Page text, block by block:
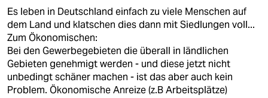
Es leben in Deutschland einfach zu viele Menschen auf
dem Land und klatschen dies dann mit Siedlungen voll...
Zum Ökonomischen:
Bei den Gewerbegebieten die überall in ländlichen
Gebieten genehmigt werden - und diese jetzt nicht
unbedingt schäner machen - ist das aber auch kein
Problem. Ökonomische Anreize (z.B Arbeitsplätze)